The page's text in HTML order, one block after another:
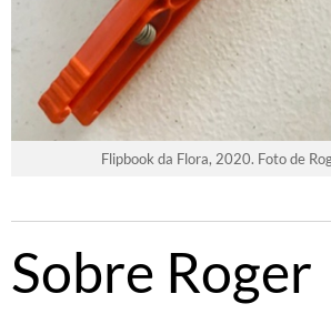
Flipbook da Flora, 2020. Foto de
Sobre Roger